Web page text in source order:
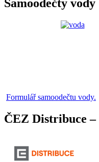
Samoodečty vody
Formulář samoodečtu vody.
ČEZ Distribuce –